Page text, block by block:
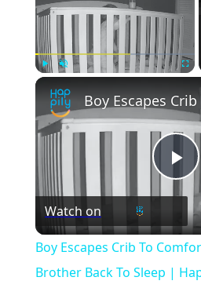
Watch on
Boy Escapes Crib To
Brother Back To Sleep |